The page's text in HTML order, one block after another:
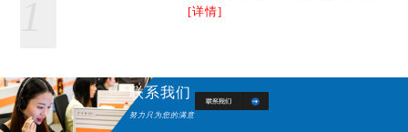
[详情]
联系我们
努力只为您的满意